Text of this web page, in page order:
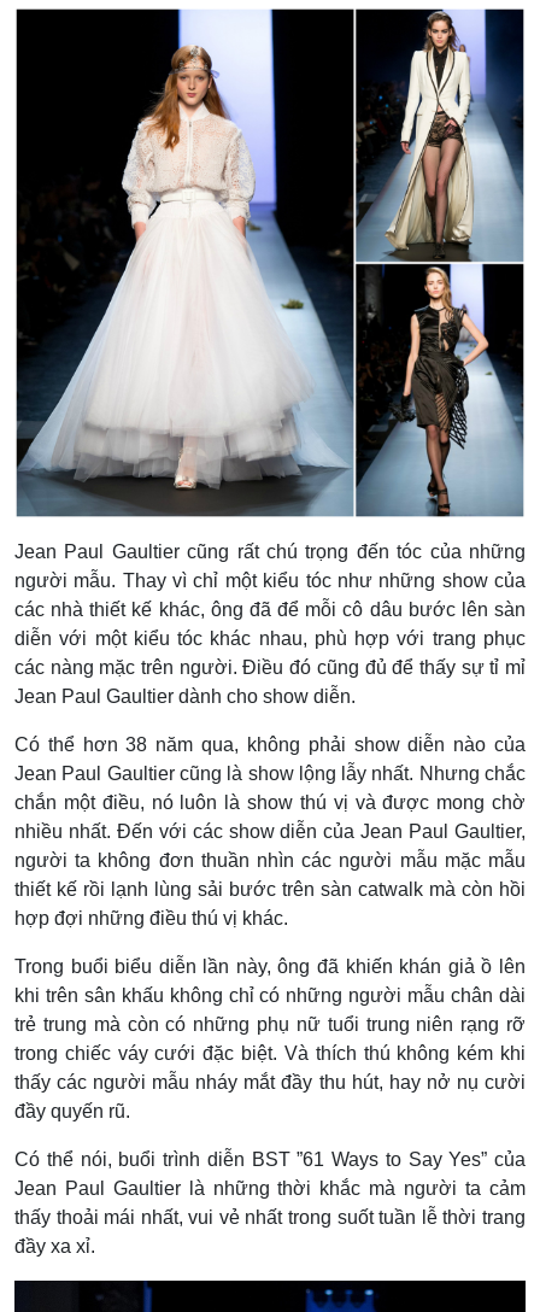
Jean Paul Gaultier cũng rất chú trọng đến tóc của những
người mẫu. Thay vì chỉ một kiểu tóc như những show của
các nhà thiết kế khác, ông đã để mỗi cô dâu bước lên sàn
diễn với một kiểu tóc khác nhau, phù hợp với trang phục
các nàng mặc trên người. Điều đó cũng đủ để thấy sự tỉ mỉ
Jean Paul Gaultier dành cho show diễn.
Có thể hơn 38 năm qua, không phải show diễn nào của
Jean Paul Gaultier cũng là show lộng lẫy nhất. Nhưng chắc
chắn một điều, nó luôn là show thú vị và được mong chờ
nhiều nhất. Đến với các show diễn của Jean Paul Gaultier,
người ta không đơn thuần nhìn các người mẫu mặc mẫu
thiết kế rồi lạnh lùng sải bước trên sàn catwalk mà còn hồi
hợp đợi những điều thú vị khác.
Trong buổi biểu diễn lần này, ông đã khiến khán giả ồ lên
khi trên sân khấu không chỉ có những người mẫu chân dài
trẻ trung mà còn có những phụ nữ tuổi trung niên rạng rỡ
trong chiếc váy cưới đặc biệt. Và thích thú không kém khi
thấy các người mẫu nháy mắt đầy thu hút, hay nở nụ cười
đầy quyến rũ.
Có thể nói, buổi trình diễn BST ”61 Ways to Say Yes” của
Jean Paul Gaultier là những thời khắc mà người ta cảm
thấy thoải mái nhất, vui vẻ nhất trong suốt tuần lễ thời trang
đầy xa xỉ.